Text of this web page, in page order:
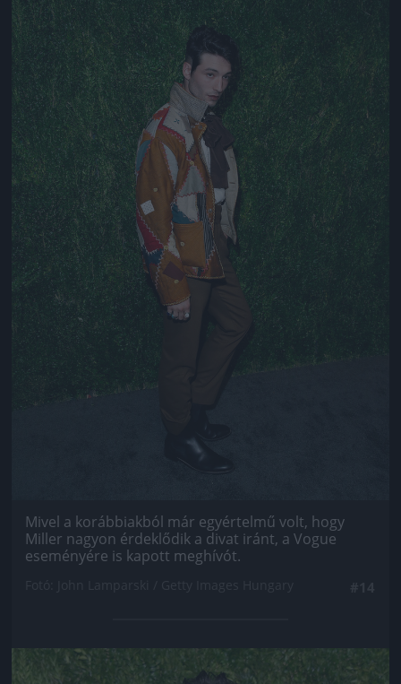
Jön még kép!
Mivel a korábbiakból már egyértelmű volt, hogy
Miller nagyon érdeklődik a divat iránt, a Vogue
eseményére is kapott meghívót.
Jön még kép!